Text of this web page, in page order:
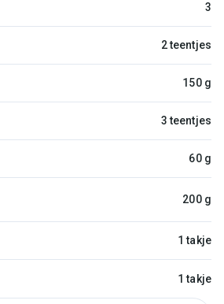
3
2 teentjes
150 g
3 teentjes
60 g
200 g
1 takje
1 takje